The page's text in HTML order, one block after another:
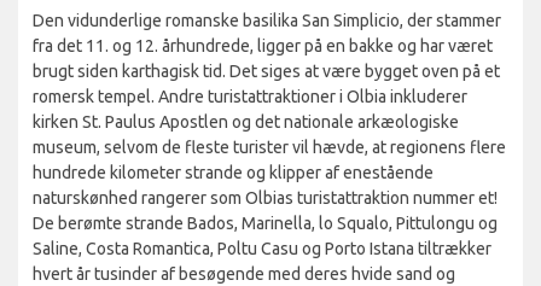
Den vidunderlige romanske basilika San Simplicio, der stammer
fra det 11. og 12. århundrede, ligger på en bakke og har været
brugt siden karthagisk tid. Det siges at være bygget oven på et
romersk tempel. Andre turistattraktioner i Olbia inkluderer
kirken St. Paulus Apostlen og det nationale arkæologiske
museum, selvom de fleste turister vil hævde, at regionens flere
hundrede kilometer strande og klipper af enestående
naturskønhed rangerer som Olbias turistattraktion nummer et!
De berømte strande Bados, Marinella, lo Squalo, Pittulongu og
Saline, Costa Romantica, Poltu Casu og Porto Istana tiltrækker
hvert år tusinder af besøgende med deres hvide sand og